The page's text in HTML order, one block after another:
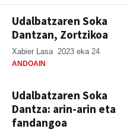
Udalbatzaren Soka
Dantzan, Zortzikoa
Xabier Lasa 2023 eka 24
ANDOAIN
Udalbatzaren Soka
Dantza: arin-arin eta
fandangoa